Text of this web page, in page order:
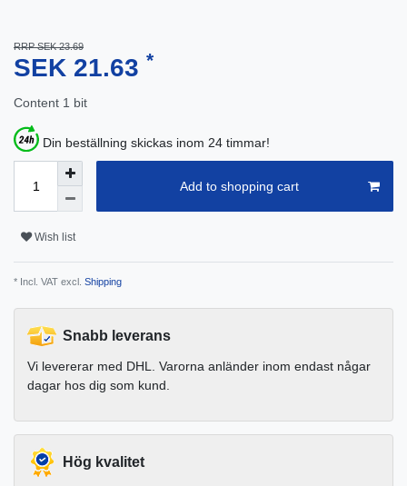
RRP SEK 23.69
SEK 21.63 *
Content 1 bit
Din beställning skickas inom 24 timmar!
Add to shopping cart
Wish list
* Incl. VAT excl. Shipping
Snabb leverans
Vi levererar med DHL. Varorna anländer inom endast någar
dagar hos dig som kund.
Hög kvalitet